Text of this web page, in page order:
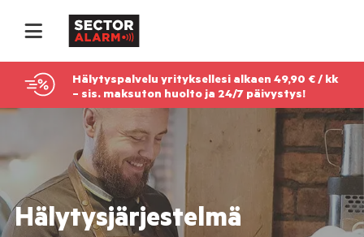
Hälytyspalvelu yrityksellesi alkaen 49,90 € / kk
– sis. maksuton huolto ja 24/7 päivystys!
Hälytysjärjestelmä